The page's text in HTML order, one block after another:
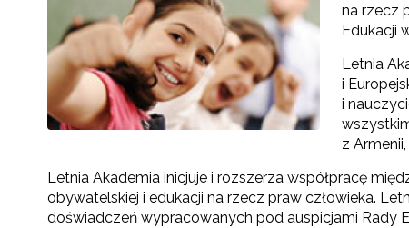
na rzecz
Edukacji
Letnia
i
i
z Armenii,
Letnia Akademia inicjuje i rozszerza współpracę
obywatelskiej i edukacji na rzecz praw człowieka.
doświadczeń wypracowanych pod auspicjami Rady